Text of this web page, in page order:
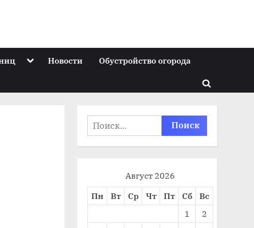
ToggleНовости Обустройство огорода
Toggle
form
Найти:
Август 2026
Пн
Вт Ср Чт Пт Сб
Вс
1
2